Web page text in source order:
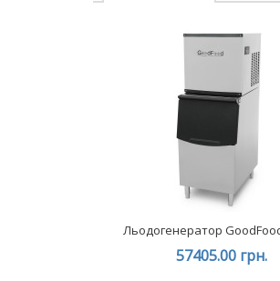
Льодогенератор
57405.00 грн.